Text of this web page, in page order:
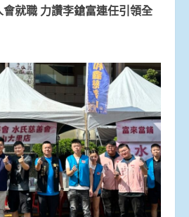
就職 力讚李鎗富連任引領全